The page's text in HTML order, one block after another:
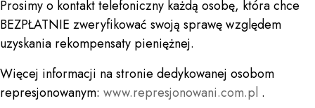
Prosimy o kontakt telefoniczny każdą osobę, która chce
BEZPŁATNIE zweryfikować swoją sprawę względem
uzyskania rekompensaty pieniężnej.
Więcej informacji na stronie dedykowanej osobom
represjonowanym: www.represjonowani.com.pl .